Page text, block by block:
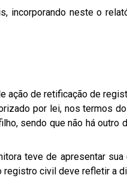
incorporando neste o
de retificação de
por lei, nos termos
sendo que não há
teve de apresentar
civil deve refletir a